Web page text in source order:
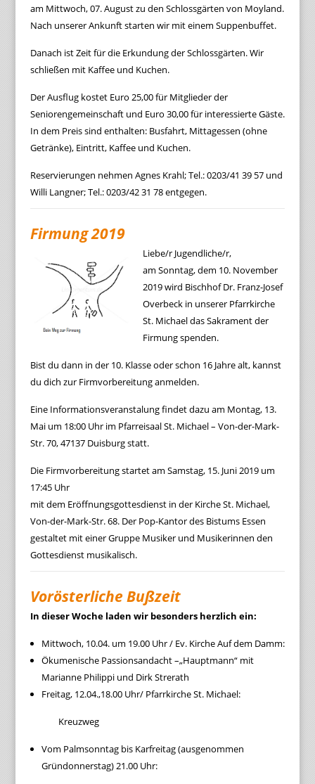
am Mittwoch, 07. August zu den Schlossgärten von Moyland.
Nach unserer Ankunft starten wir mit einem Suppenbuffet.
Danach ist Zeit für die Erkundung der Schlossgärten. Wir
schließen mit Kaffee und Kuchen.
Der Ausflug kostet Euro 25,00 für Mitglieder der
Seniorengemeinschaft und Euro 30,00 für interessierte Gäste.
In dem Preis sind enthalten: Busfahrt, Mittagessen (ohne
Getränke), Eintritt, Kaffee und Kuchen.
Reservierungen nehmen Agnes Krahl; Tel.: 0203/41 39 57 und
Willi Langner; Tel.: 0203/42 31 78 entgegen.
Firmung 2019
Liebe/r Jugendliche/r,
am Sonntag, dem 10. November
2019 wird Bischhof Dr. Franz-Josef
Overbeck in unserer Pfarrkirche
St. Michael das Sakrament der
Firmung spenden.
Bist du dann in der 10. Klasse oder schon 16 Jahre alt, kannst
du dich zur Firmvorbereitung anmelden.
Eine Informationsveranstalung findet dazu am Montag, 13.
Mai um 18:00 Uhr im Pfarreisaal St. Michael – Von-der-Mark-
Str. 70, 47137 Duisburg statt.
Die Firmvorbereitung startet am Samstag, 15. Juni 2019 um
17:45 Uhr
mit dem Eröffnungsgottesdienst in der Kirche St. Michael,
Von-der-Mark-Str. 68. Der Pop-Kantor des Bistums Essen
gestaltet mit einer Gruppe Musiker und Musikerinnen den
Gottesdienst musikalisch.
Vorösterliche Bußzeit
In dieser Woche laden wir besonders herzlich ein:
Mittwoch, 10.04. um 19.00 Uhr / Ev. Kirche Auf dem Damm:
Ökumenische Passionsandacht –„Hauptmann“ mit
Marianne Philippi und Dirk Strerath
Freitag, 12.04.,18.00 Uhr/ Pfarrkirche St. Michael:
Kreuzweg
Vom Palmsonntag bis Karfreitag (ausgenommen
Gründonnerstag) 21.00 Uhr: